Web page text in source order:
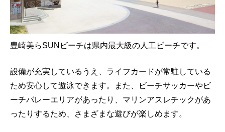
豊崎美らSUNビーチは県内最大級の人工ビーチです。
設備が充実しているうえ、ライフカードが常駐している
ため安心して遊泳できます。また、ビーチサッカーやビ
ーチバレーエリアがあったり、マリンアスレチックがあ
ったりするため、さまざまな遊びが楽しめます。